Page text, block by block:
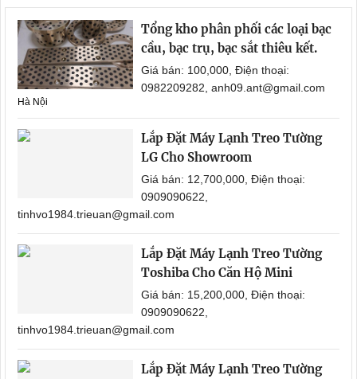
Tổng kho phân phối các loại bạc
cầu, bạc trụ, bạc sắt thiêu kết.
Giá bán: 100,000, Điện thoại:
0982209282, anh09.ant@gmail.com
Hà Nội
Lắp Đặt Máy Lạnh Treo Tường
LG Cho Showroom
Giá bán: 12,700,000, Điện thoại:
0909090622,
tinhvo1984.trieuan@gmail.com
Lắp Đặt Máy Lạnh Treo Tường
Toshiba Cho Căn Hộ Mini
Giá bán: 15,200,000, Điện thoại:
0909090622,
tinhvo1984.trieuan@gmail.com
Lắp Đặt Máy Lạnh Treo Tường